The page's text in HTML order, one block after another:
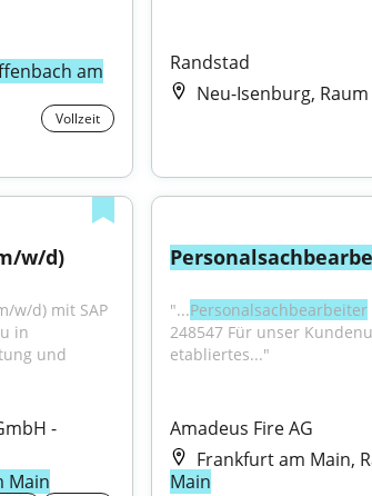
am
Vollzeit
Randstad
Neu-Isenburg, Raum
w/d)
w/d) mit SAP
in
und
-
Main
"...Personalsachbearbeiter
248547 Für unser
etabliertes..."
Amadeus Fire AG
Frankfurt am Main,
Main